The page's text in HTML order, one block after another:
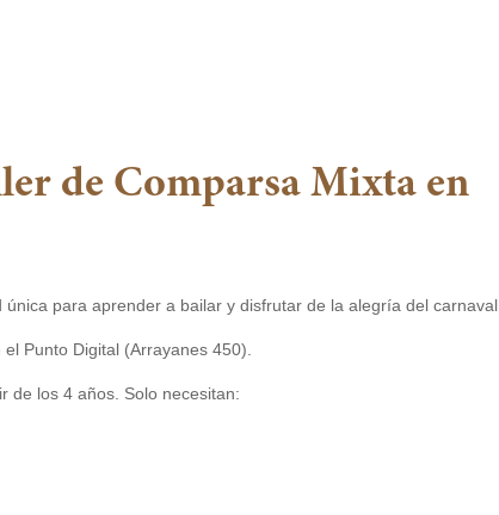
de Comparsa Mixta en
para aprender a bailar y disfrutar de la alegría del carnaval.
Punto Digital (Arrayanes 450).
de los 4 años. Solo necesitan: